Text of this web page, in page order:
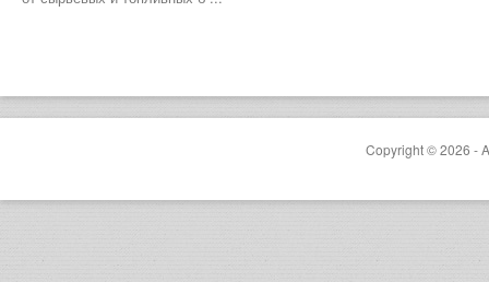
Copyright © 2026 -